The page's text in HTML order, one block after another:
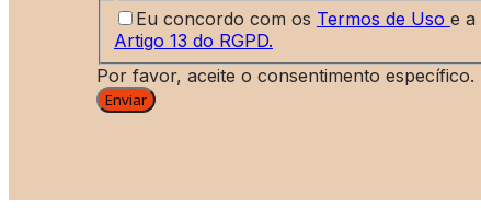
Eu concordo com os Termos de Uso e a
Artigo 13 do RGPD.
Por favor, aceite o consentimento específico.
Enviar